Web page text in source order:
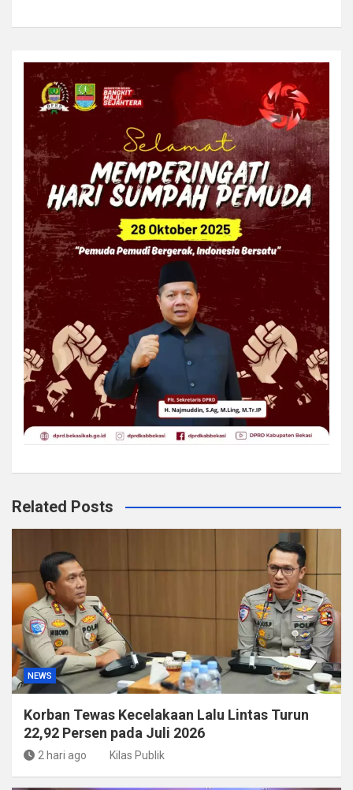
Related Posts
NEWS
Korban Tewas Kecelakaan Lalu Lintas Turun
22,92 Persen pada Juli 2026
2 hari ago Kilas Publik